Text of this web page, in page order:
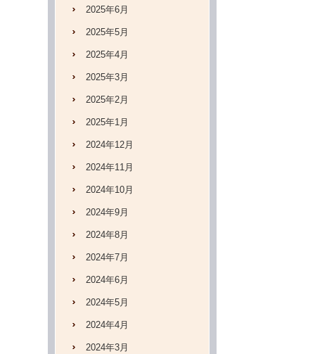
2025年6月
2025年5月
2025年4月
2025年3月
2025年2月
2025年1月
2024年12月
2024年11月
2024年10月
2024年9月
2024年8月
2024年7月
2024年6月
2024年5月
2024年4月
2024年3月